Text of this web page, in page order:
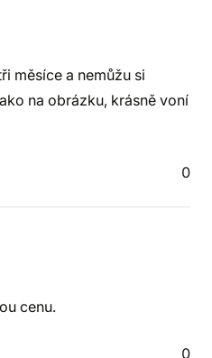
měsíce a nemůžu si
na obrázku, krásně voní
0
cenu.
0